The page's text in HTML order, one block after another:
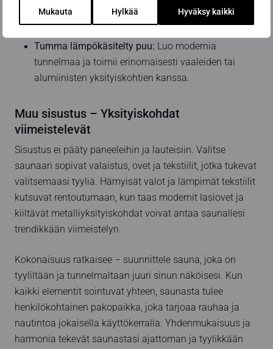
Mukauta Hylkää Hyväksy kaikki
voi korostaa syvempisävyisillä lauteilla.
Tumma lämpökäsitelty puu: Luo modernia
tunnelmaa ja toimii erinomaisesti vaaleiden tai
alumiinisten yksityiskohtien kanssa.
Muu sisustus – Yksityiskohdat
viimeistelevät
Sisustus ei pääty paneeleihin ja lauteisiin. Valitse
saunaan sopivat valaistus, ovet ja tekstiilit, jotka tukevat
valitsemaasi tyyliä. Hämyisät valot ja lämpimät tekstiilit
kutsuvat rentoutumaan, kun taas modernit lasiovet ja
kiiltävät metalliyksityiskohdat voivat antaa saunallesi
trendikkään viimeistelyn.
Kokonaisuus ratkaisee – suunnittele sauna, joka on
tyyliltään ja tunnelmaltaan juuri sinun näköisesi. Kun
kaikki elementit sointuvat yhteen, saunasta tulee
henkilökohtainen pakopaikka, joka tarjoaa rauhaa ja
nautintoa jokaisella käyttökerralla. Yhdenmukaisuus ja
harmonia tekevät saunastasi ajattoman ja tyylikkään